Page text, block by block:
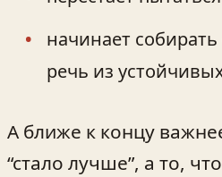
начинает
речь из
А ближе к концу
“стало лучше”, а то,